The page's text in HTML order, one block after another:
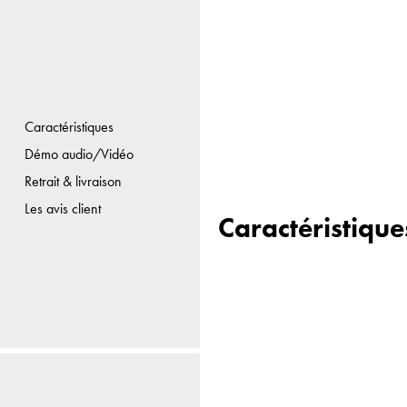
Caractéristiques
Démo audio/Vidéo
Retrait & livraison
Les avis client